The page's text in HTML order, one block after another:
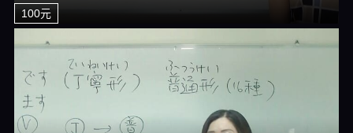
100元